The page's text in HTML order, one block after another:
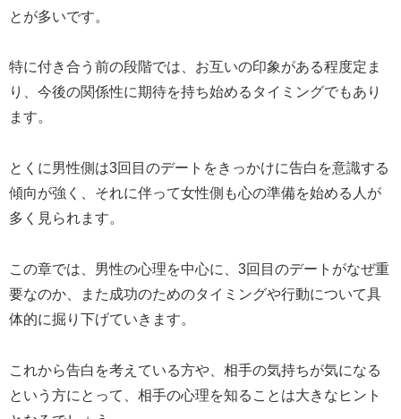
とが多いです。
特に付き合う前の段階では、お互いの印象がある程度定ま
り、今後の関係性に期待を持ち始めるタイミングでもあり
ます。
とくに男性側は3回目のデートをきっかけに告白を意識する
傾向が強く、それに伴って女性側も心の準備を始める人が
多く見られます。
この章では、男性の心理を中心に、3回目のデートがなぜ重
要なのか、また成功のためのタイミングや行動について具
体的に掘り下げていきます。
これから告白を考えている方や、相手の気持ちが気になる
という方にとって、相手の心理を知ることは大きなヒント